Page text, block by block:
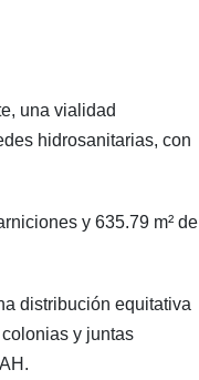
una vialidad
hidrosanitarias, con
y 635.79 m² de
distribución equitativa
y juntas